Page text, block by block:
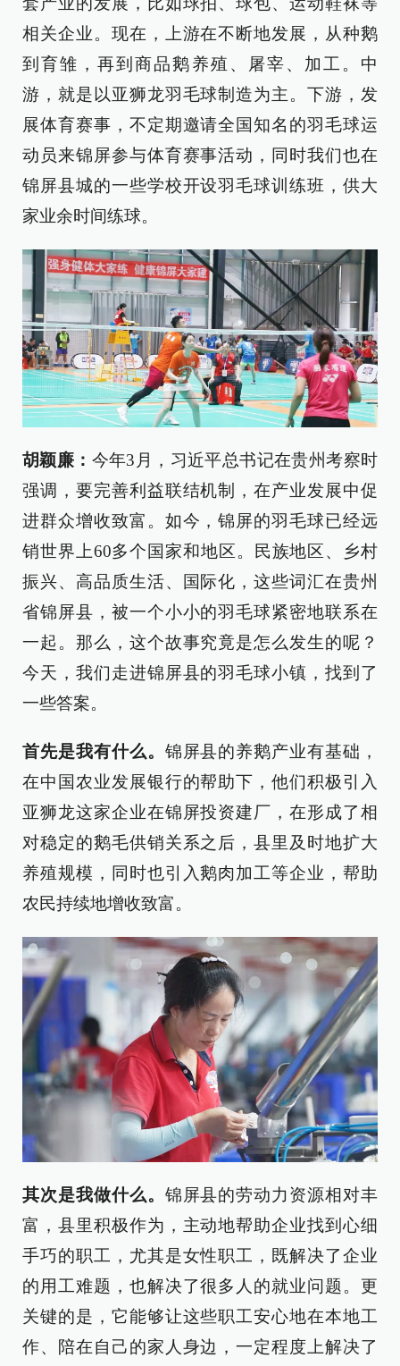
相关企业。现在，上游在不断地发展，从种鹅
到育雏，再到商品鹅养殖、屠宰、加工。中
游，就是以亚狮龙羽毛球制造为主。下游，发
展体育赛事，不定期邀请全国知名的羽毛球运
动员来锦屏参与体育赛事活动，同时我们也在
锦屏县城的一些学校开设羽毛球训练班，供大
家业余时间练球。
胡颖廉： 今年3月，习近平总书记在贵州考察时
强调，要完善利益联结机制，在产业发展中促
进群众增收致富。如今，锦屏的羽毛球已经远
销世界上60多个国家和地区。民族地区、乡村
振兴、高品质生活、国际化，这些词汇在贵州
省锦屏县，被一个小小的羽毛球紧密地联系在
一起。那么，这个故事究竟是怎么发生的呢？
今天，我们走进锦屏县的羽毛球小镇，找到了
一些答案。
首先是我有什么。 锦屏县的养鹅产业有基础，
在中国农业发展银行的帮助下，他们积极引入
亚狮龙这家企业在锦屏投资建厂，在形成了相
对稳定的鹅毛供销关系之后，县里及时地扩大
养殖规模，同时也引入鹅肉加工等企业，帮助
农民持续地增收致富。
其次是我做什么。 锦屏县的劳动力资源相对丰
富，县里积极作为，主动地帮助企业找到心细
手巧的职工，尤其是女性职工，既解决了企业
的用工难题，也解决了很多人的就业问题。更
关键的是，它能够让这些职工安心地在本地工
作、陪在自己的家人身边，一定程度上解决了